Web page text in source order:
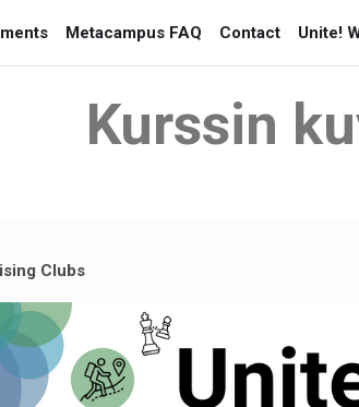
Metacampus FAQ Contact Unite!
Kurssin
Clubs